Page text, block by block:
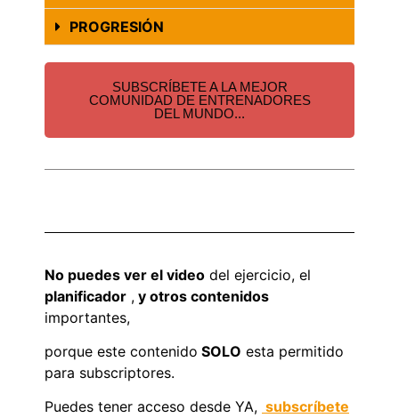
PROGRESIÓN
SUBSCRÍBETE A LA MEJOR
COMUNIDAD DE ENTRENADORES
DEL MUNDO...
No puedes ver el video del ejercicio, el
planificador , y otros contenidos
importantes,
porque este contenido SOLO esta permitido
para subscriptores.
Puedes tener acceso desde YA, subscríbete